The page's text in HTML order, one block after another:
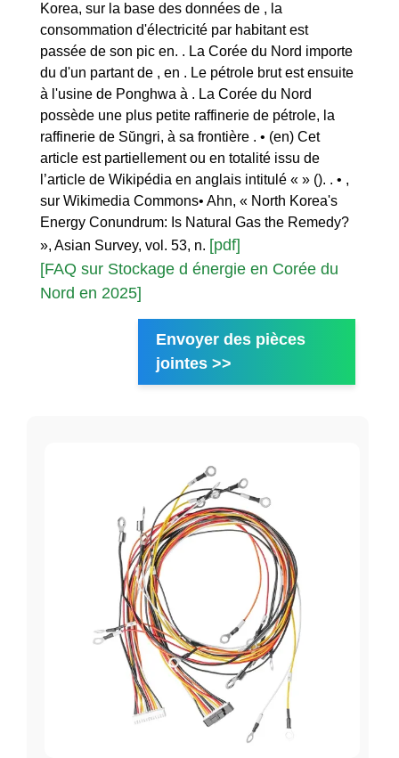
Korea, sur la base des données de , la
consommation d'électricité par habitant est
passée de son pic en. . La Corée du Nord importe
du d'un partant de , en . Le pétrole brut est ensuite
à l'usine de Ponghwa à . La Corée du Nord
possède une plus petite raffinerie de pétrole, la
raffinerie de Sŭngri, à sa frontière . • (en) Cet
article est partiellement ou en totalité issu de
l’article de Wikipédia en anglais intitulé « » (). . • ,
sur Wikimedia Commons• Ahn, « North Korea's
Energy Conundrum: Is Natural Gas the Remedy?
», Asian Survey, vol. 53, n. [pdf]
[FAQ sur Stockage d énergie en Corée du
Nord en 2025]
Envoyer des pièces
jointes >>